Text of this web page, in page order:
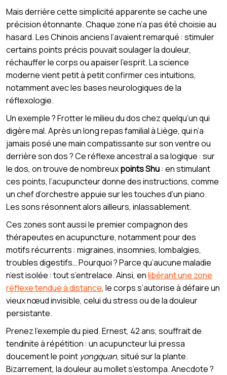
Mais derrière cette simplicité apparente se cache une
précision étonnante. Chaque zone n’a pas été choisie au
hasard. Les Chinois anciens l’avaient remarqué : stimuler
certains points précis pouvait soulager la douleur,
réchauffer le corps ou apaiser l’esprit. La science
moderne vient petit à petit confirmer ces intuitions,
notamment avec les bases neurologiques de la
réflexologie.
Un exemple ? Frotter le milieu du dos chez quelqu’un qui
digère mal. Après un long repas familial à Liège, qui n’a
jamais posé une main compatissante sur son ventre ou
derrière son dos ? Ce réflexe ancestral a sa logique : sur
le dos, on trouve de nombreuxpoints Shu: en stimulant
ces points, l’acupuncteur donne des instructions, comme
un chef d’orchestre appuie sur les touches d’un piano.
Les sons résonnent alors ailleurs, inlassablement.
Ces zones sont aussi le premier compagnon des
thérapeutes en acupuncture, notamment pour des
motifs récurrents : migraines, insomnies, lombalgies,
troubles digestifs… Pourquoi ? Parce qu’aucune maladie
n’est isolée : tout s’entrelace. Ainsi, enlibérant une zone
réflexe tendue à distance, le corps s’autorise à défaire un
vieux nœud invisible, celui du stress ou de la douleur
persistante.
Prenez l’exemple du pied. Ernest, 42 ans, souffrait de
tendinite à répétition : un acupuncteur lui pressa
doucement le point yongquan, situé sur la plante.
Bizarrement, la douleur au mollet s’estompa. Anecdote ?